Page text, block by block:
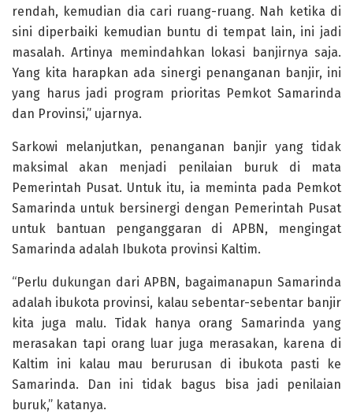
rendah, kemudian dia cari ruang-ruang. Nah ketika di
sini diperbaiki kemudian buntu di tempat lain, ini jadi
masalah. Artinya memindahkan lokasi banjirnya saja.
Yang kita harapkan ada sinergi penanganan banjir, ini
yang harus jadi program prioritas Pemkot Samarinda
dan Provinsi,” ujarnya.
Sarkowi melanjutkan, penanganan banjir yang tidak
maksimal akan menjadi penilaian buruk di mata
Pemerintah Pusat. Untuk itu, ia meminta pada Pemkot
Samarinda untuk bersinergi dengan Pemerintah Pusat
untuk bantuan penganggaran di APBN, mengingat
Samarinda adalah Ibukota provinsi Kaltim.
“Perlu dukungan dari APBN, bagaimanapun Samarinda
adalah ibukota provinsi, kalau sebentar-sebentar banjir
kita juga malu. Tidak hanya orang Samarinda yang
merasakan tapi orang luar juga merasakan, karena di
Kaltim ini kalau mau berurusan di ibukota pasti ke
Samarinda. Dan ini tidak bagus bisa jadi penilaian
buruk,” katanya.